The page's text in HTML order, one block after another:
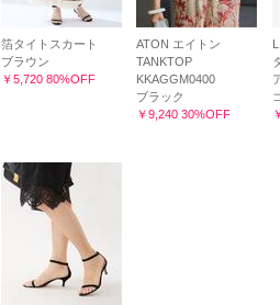
箔タイトスカート
ブラウン
￥5,720 80%OFF
ATON エイトン
TANKTOP
KKAGGM0400
ブラック
￥9,240 30%OFF